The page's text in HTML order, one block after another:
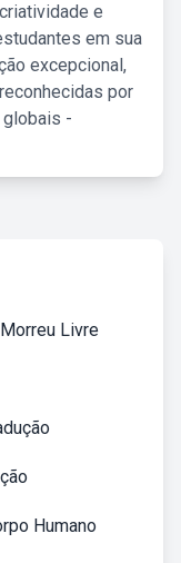
e
em sua
excepcional,
por
-
Livre
Humano